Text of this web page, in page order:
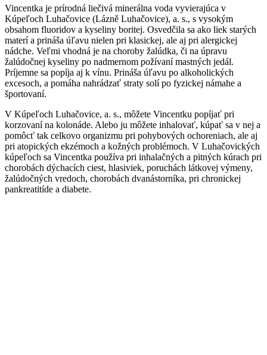
Vincentka je prírodná liečivá minerálna voda vyvierajúca v
Kúpeľoch Luhačovice (Lázně Luhačovice), a. s., s vysokým
obsahom fluoridov a kyseliny boritej. Osvedčila sa ako liek starých
materí a prináša úľavu nielen pri klasickej, ale aj pri alergickej
nádche. Veľmi vhodná je na choroby žalúdka, či na úpravu
žalúdočnej kyseliny po nadmernom požívaní mastných jedál.
Príjemne sa popíja aj k vínu. Prináša úľavu po alkoholických
excesoch, a pomáha nahrádzať straty solí po fyzickej námahe a
športovaní.
V Kúpeľoch Luhačovice, a. s., môžete Vincentku popíjať pri
korzovaní na kolonáde. Alebo ju môžete inhalovať, kúpať sa v nej a
pomôcť tak celkovo organizmu pri pohybových ochoreniach, ale aj
pri atopických ekzémoch a kožných problémoch. V Luhačovických
kúpeľoch sa Vincentka používa pri inhalačných a pitných kúrach pri
chorobách dýchacích ciest, hlasiviek, poruchách látkovej výmeny,
žalúdočných vredoch, chorobách dvanástorníka, pri chronickej
pankreatitíde a diabete.